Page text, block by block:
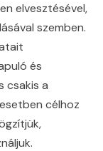
elvesztésével,
szemben.
és
csakis a
célhoz